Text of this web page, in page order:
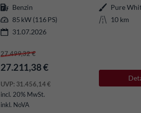
Benzin
Pure
85 kW (116 PS)
10 km
31.07.2026
27.499,32 €
27.211,38 €
UVP: 31.456,14 €
incl. 20% MwSt.
inkl. NoVA